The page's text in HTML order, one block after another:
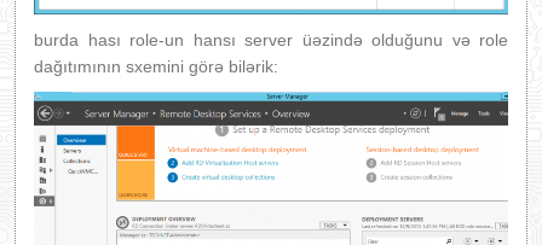
burda hası role-un hansı server üəzində olduğunu və role
dağıtımının sxemini görə bilərik: